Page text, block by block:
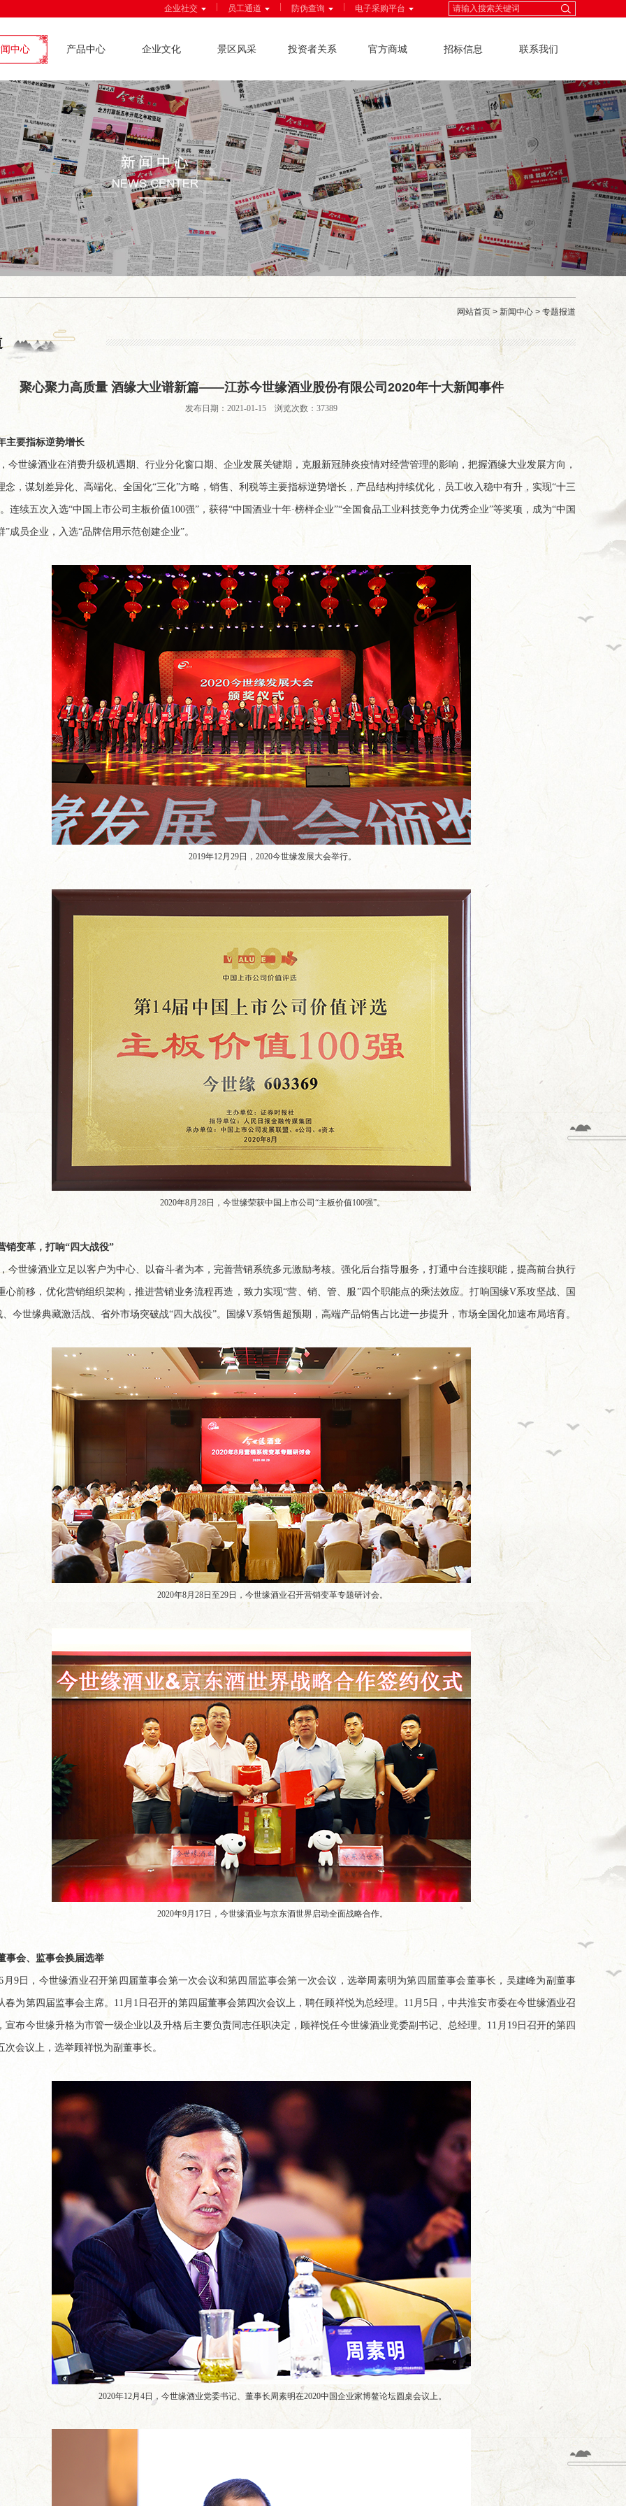
企业社交 员工通道 防伪查询 电子采购平台
中心 产品中心 企业文化 景区风采 投资者关系 官方商城 招标信息 联系我们
总台×今世缘官宣！李宇春、...
网站首页 > 新闻中心 > 专题报道
聚心聚力高质量 酒缘大业谱新篇——江苏今世缘酒业股份有限公司2020年十大新闻事件
发布日期：2021-01-15 浏览次数：37389
主要指标逆势增长
今世缘酒业在消费升级机遇期、行业分化窗口期、企业发展关键期，克服新冠肺炎疫情对经营管理的影响，把握酒缘大业发展方向，
念，谋划差异化、高端化、全国化“三化”方略，销售、利税等主要指标逆势增长，产品结构持续优化，员工收入稳中有升，实现“十三
连续五次入选“中国上市公司主板价值100强”，获得“中国酒业十年·榜样企业”“全国食品工业科技竞争力优秀企业”等奖项，成为“中国
”成员企业，入选“品牌信用示范创建企业”。
2019年12月29日，2020今世缘发展大会举行。
2020年8月28日，今世缘荣获中国上市公司“主板价值100强”。
销变革，打响“四大战役”
今世缘酒业立足以客户为中心、以奋斗者为本，完善营销系统多元激励考核。强化后台指导服务，打通中台连接职能，提高前台执行
心前移，优化营销组织架构，推进营销业务流程再造，致力实现“营、销、管、服”四个职能点的乘法效应。打响国缘V系攻坚战、国
今世缘典藏激活战、省外市场突破战“四大战役”。国缘V系销售超预期，高端产品销售占比进一步提升，市场全国化加速布局培育。
2020年8月28日至29日，今世缘酒业召开营销变革专题研讨会。
2020年9月17日，今世缘酒业与京东酒世界启动全面战略合作。
事会、监事会换届选举
月9日，今世缘酒业召开第四届董事会第一次会议和第四届监事会第一次会议，选举周素明为第四届董事会董事长，吴建峰为副董事
春为第四届监事会主席。11月1日召开的第四届董事会第四次会议上，聘任顾祥悦为总经理。11月5日，中共淮安市委在今世缘酒业召
宣布今世缘升格为市管一级企业以及升格后主要负责同志任职决定，顾祥悦任今世缘酒业党委副书记、总经理。11月19日召开的第四
次会议上，选举顾祥悦为副董事长。
2020年12月4日，今世缘酒业党委书记、董事长周素明在2020中国企业家博鳌论坛圆桌会议上。